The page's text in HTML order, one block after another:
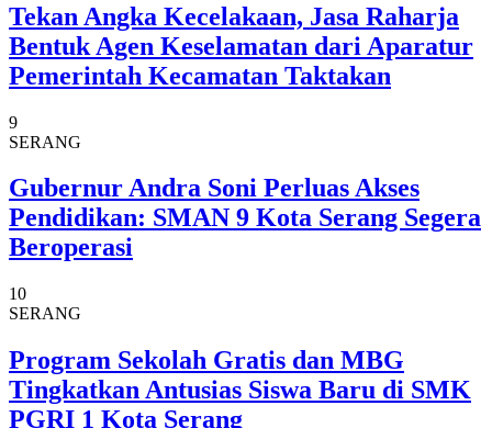
Tekan Angka Kecelakaan, Jasa Raharja
Bentuk Agen Keselamatan dari Aparatur
Pemerintah Kecamatan Taktakan
9
SERANG
Gubernur Andra Soni Perluas Akses
Pendidikan: SMAN 9 Kota Serang Segera
Beroperasi
10
SERANG
Program Sekolah Gratis dan MBG
Tingkatkan Antusias Siswa Baru di SMK
PGRI 1 Kota Serang